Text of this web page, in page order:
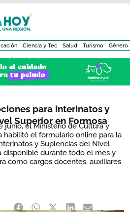
Ciencia y Tec Salud Turismo Género
- Publicidad -
para interinatos y
Superior en Formosa
junio, el Ministerio de Cultura y
habilitó el formulario online para la
y Suplencias del Nivel
disponible durante todo el mes y
como cargos docentes, auxiliares